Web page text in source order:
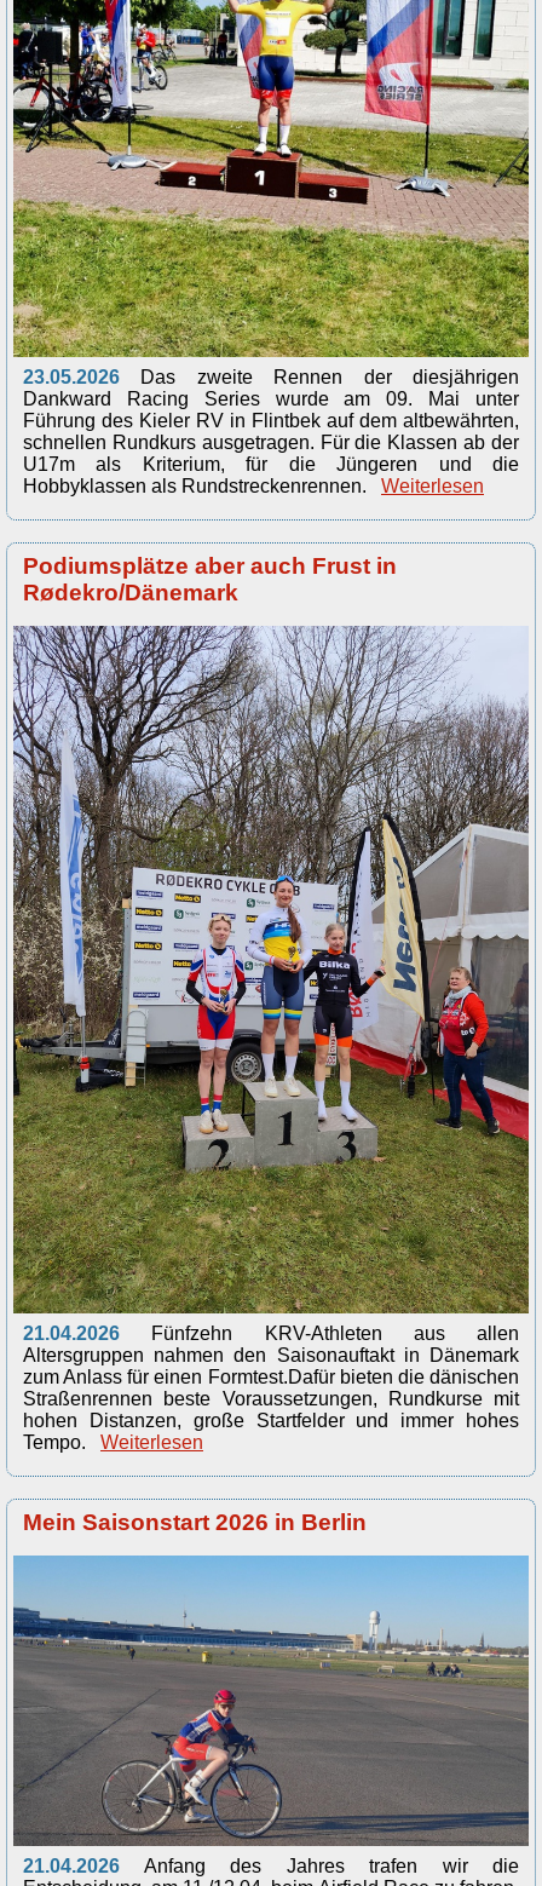
23.05.2026
Das zweite Rennen der diesjährigen
Dankward Racing Series wurde am 09. Mai unter
Führung des Kieler RV in Flintbek auf dem altbewährten,
schnellen Rundkurs ausgetragen. Für die Klassen ab der
U17m als Kriterium, für die Jüngeren und die
Hobbyklassen als Rundstreckenrennen.
Weiterlesen
Podiumsplätze aber auch Frust in
Rødekro/Dänemark
21.04.2026
Fünfzehn KRV-Athleten aus allen
Altersgruppen nahmen den Saisonauftakt in Dänemark
zum Anlass für einen Formtest.Dafür bieten die dänischen
Straßenrennen beste Voraussetzungen, Rundkurse mit
hohen Distanzen, große Startfelder und immer hohes
Tempo.
Weiterlesen
Mein Saisonstart 2026 in Berlin
21.04.2026
Anfang des Jahres trafen wir die